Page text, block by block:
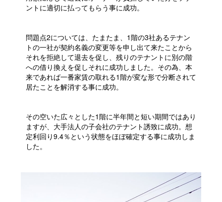
ントに適切に払ってもらう事に成功。
問題点2については、たまたま、1階の3社あるテナン
トの一社が契約名義の変更等を申し出て来たことから
それを拒絶して退去を促し、残りのテナントに別の階
への借り換えを促しそれに成功しました。その為、本
来であれば一番家賃の取れる1階が変な形で分断されて
居たことを解消する事に成功。
その空いた広々とした1階に半年間と短い期間ではあり
ますが、大手法人の子会社のテナント誘致に成功。想
定利回り9.4％という状態をほぼ確定する事に成功しま
した。